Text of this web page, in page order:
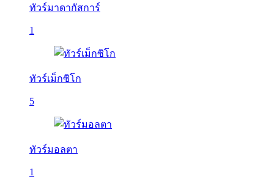
ทัวร์มาดากัสการ์
1
ทัวร์เม็กซิโก
5
ทัวร์มอลตา
1